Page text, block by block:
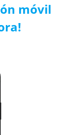
móvil